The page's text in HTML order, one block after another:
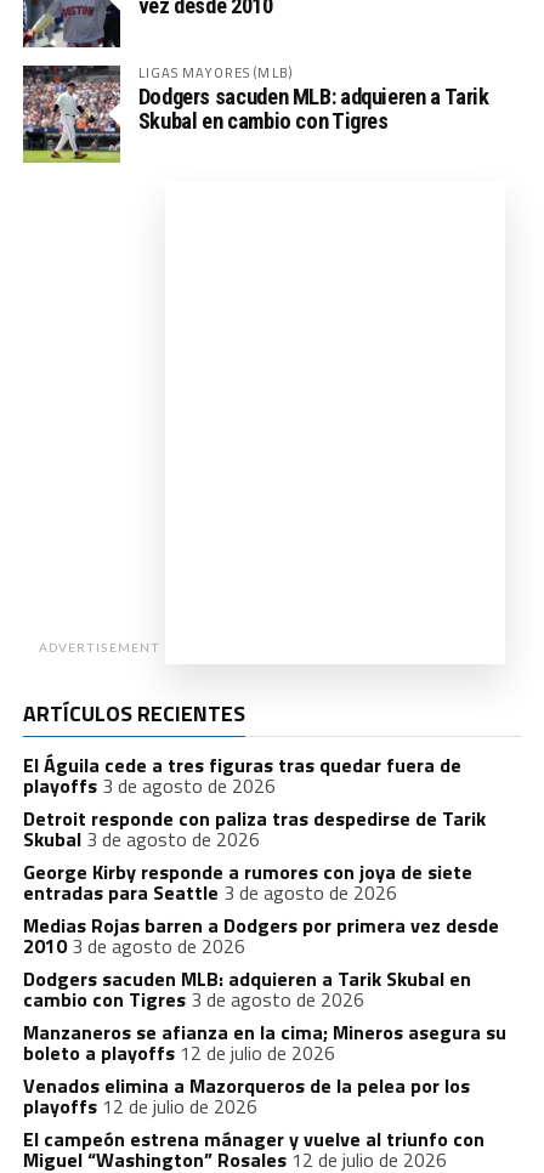
vez desde 2010
LIGAS MAYORES (MLB)
Dodgers sacuden MLB: adquieren a Tarik
Skubal en cambio con Tigres
ADVERTISEMENT
ARTÍCULOS RECIENTES
El Águila cede a tres figuras tras quedar fuera de
playoffs 3 de agosto de 2026
Detroit responde con paliza tras despedirse de Tarik
Skubal 3 de agosto de 2026
George Kirby responde a rumores con joya de siete
entradas para Seattle 3 de agosto de 2026
Medias Rojas barren a Dodgers por primera vez desde
2010 3 de agosto de 2026
Dodgers sacuden MLB: adquieren a Tarik Skubal en
cambio con Tigres 3 de agosto de 2026
Manzaneros se afianza en la cima; Mineros asegura su
boleto a playoffs 12 de julio de 2026
Venados elimina a Mazorqueros de la pelea por los
playoffs 12 de julio de 2026
El campeón estrena mánager y vuelve al triunfo con
Miguel “Washington” Rosales 12 de julio de 2026